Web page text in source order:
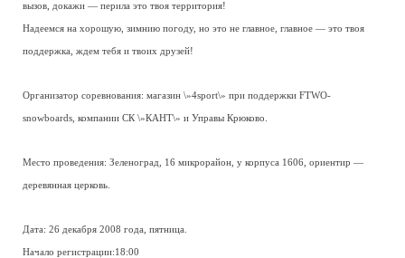
вызов, докажи — перила это твоя территория!
Надеемся на хорошую, зимнию погоду, но это не главное, главное — это твоя
поддержка, ждем тебя и твоих друзей!
Организатор соревнования: магазин \»4sport\» при поддержки FTWО-
snowboards, компании СК \»КАНТ\» и Управы Крюково.
Место проведения: Зеленоград, 16 микрорайон, у корпуса 1606, ориентир —
деревянная церковь.
Дата: 26 декабря 2008 года, пятница.
Начало регистрации:18:00